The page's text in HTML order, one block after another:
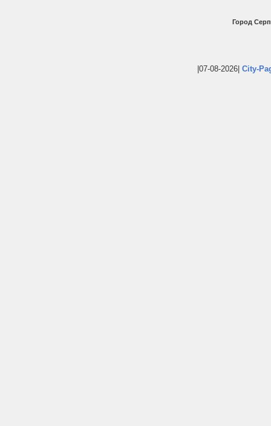
Город
|07-08-2026| City-